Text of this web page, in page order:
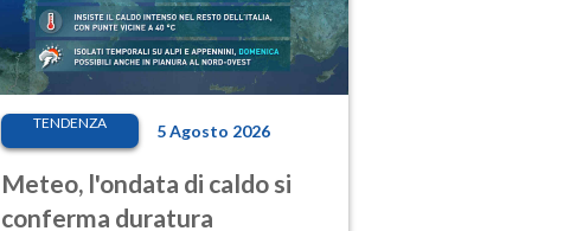
TENDENZA 5 Agosto 2026
Meteo, l'ondata di caldo si
conferma duratura